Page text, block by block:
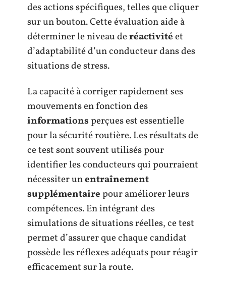
des actions spécifiques, telles que cliquer
sur un bouton. Cette évaluation aide à
déterminer le niveau deréactivitéet
d’adaptabilité d’un conducteur dans des
situations de stress.
La capacité à corriger rapidement ses
mouvements en fonction des
informationsperçues est essentielle
pour la sécurité routière. Les résultats de
ce test sont souvent utilisés pour
identifier les conducteurs qui pourraient
nécessiter unentraînement
supplémentairepour améliorer leurs
compétences. En intégrant des
simulations de situations réelles, ce test
permet d’assurer que chaque candidat
possède les réflexes adéquats pour réagir
efficacement sur la route.